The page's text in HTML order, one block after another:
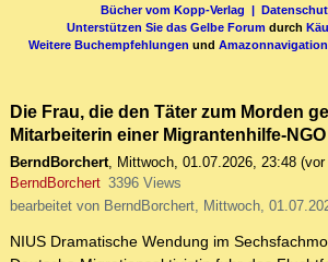
Bücher vom Kopp-Verlag |
Unterstützen Sie das Gelbe Forum durch
Weitere Buchempfehlungen und Amazonnavigation
Die Frau, die den Täter zum Morden
Mitarbeiterin einer Migrantenhilfe-NGO
BerndBorchert, Mittwoch, 01.07.2026, 23:48 (vor
BerndBorchert 3396 Views
bearbeitet von BerndBorchert, Mittwoch,
NIUS Dramatische Wendung im